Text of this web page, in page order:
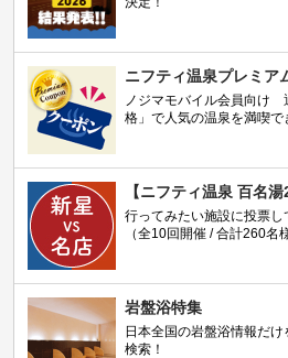
ニフティ温泉プレミア
ノジマモバイル会員向け
格」で人気の温泉を満喫で
【ニフティ温泉 百名湯
行ってみたい施設に投票し
（全10回開催 / 合計260名
岩盤浴特集
日本全国の岩盤浴情報だ
検索！